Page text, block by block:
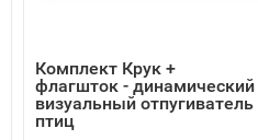
Комплект Крук +
флагшток - динамический
визуальный отпугиватель
птиц